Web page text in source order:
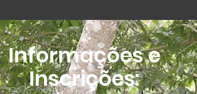
Informações e
Inscrições: